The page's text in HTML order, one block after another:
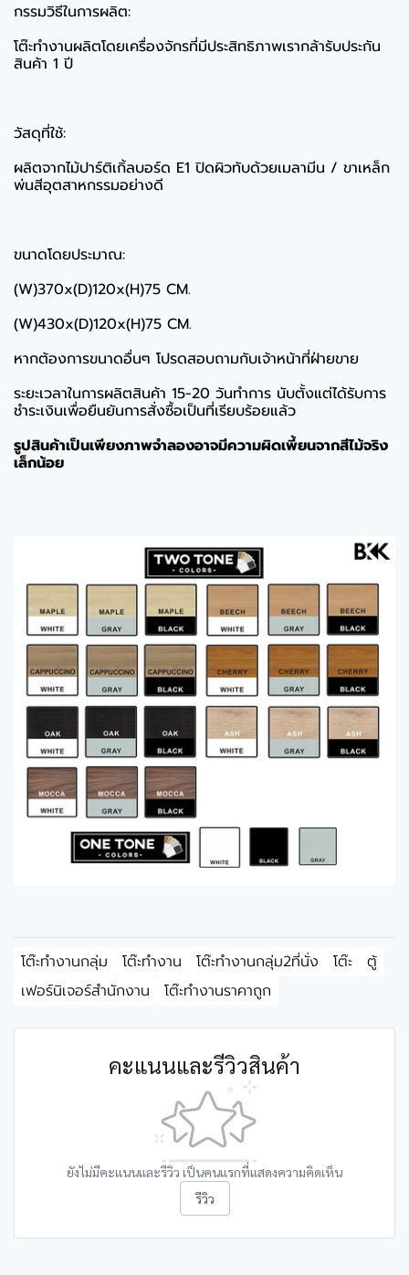
กรรมวิธีในการผลิต:
โต๊ะทำงานผลิตโดยเครื่องจักรที่มีประสิทธิภาพเรากล้ารับประกัน
สินค้า 1 ปี
วัสดุที่ใช้:
ผลิตจากไม้ปาร์ติเกิ้ลบอร์ด E1 ปิดผิวทับด้วยเมลามีน / ขาเหล็ก
พ่นสีอุตสาหกรรมอย่างดี
ขนาดโดยประมาณ:
(W)370x(D)120x(H)75 CM.
(W)430x(D)120x(H)75 CM.
หากต้องการขนาดอื่นๆ โปรดสอบถามกับเจ้าหน้าที่ฝ่ายขาย
ระยะเวลาในการผลิตสินค้า 15-20 วันทำการ นับตั้งแต่ได้รับการ
ชำระเงินเพื่อยืนยันการสั่งซื้อเป็นที่เรียบร้อยแล้ว
รูปสินค้าเป็นเพียงภาพจำลองอาจมีความผิดเพี้ยนจากสีไม้จริง
เล็กน้อย
โต๊ะทำงานกลุ่ม โต๊ะทำงาน โต๊ะทำงานกลุ่ม2ที่นั่ง โต๊ะ
ตู้
เฟอร์นิเจอร์สำนักงาน
โต๊ะทำงานราคาถูก
คะแนนและรีวิวสินค้า
ยังไม่มีคะแนนและรีวิว เป็นคนแรกที่แสดงความคิดเห็น
รีวิว